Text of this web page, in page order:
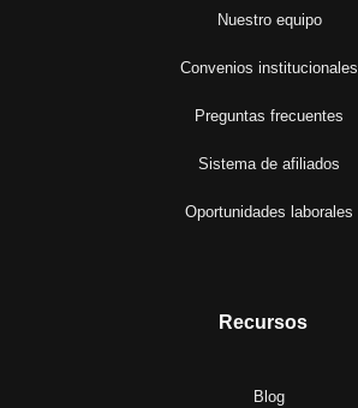
Nuestro equipo
Convenios institucionales
Preguntas frecuentes
Sistema de afiliados
Oportunidades laborales
Recursos
Blog